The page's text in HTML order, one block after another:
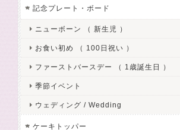
記念プレート・ボード
ニューボーン （ 新生児 ）
お食い初め （ 100日祝い ）
ファーストバースデー （ 1歳誕生日 ）
季節イベント
ウェディング / Wedding
ケーキトッパー